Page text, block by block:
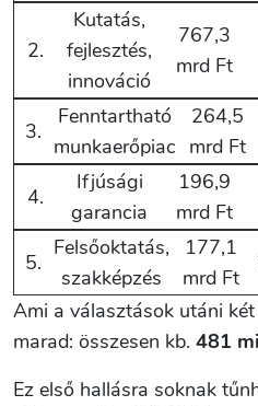
2.
Kutatás,
fejlesztés,
innováció
767,3
mrd Ft
3.
Fenntartható
munkaerőpiac
264,5
mrd Ft
4.
Ifjúsági
garancia
196,9
mrd Ft
5.
Felsőoktatás,
szakképzés
177,1
mrd Ft
Ami a választások utáni
marad: összesen kb. 481
Ez első hallásra soknak